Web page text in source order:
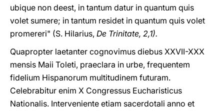
ubique non deest, in tantum datur in quantum quis
volet sumere; in tantum residet in quantum quis volet
promereri" (S. Hilarius, De Trinitate, 2,1).
Quapropter laetanter cognovimus diebus XXVII-XXX
mensis Maii Toleti, praeclara in urbe, frequentem
fidelium Hispanorum multitudinem futuram.
Celebrabitur enim X Congressus Eucharisticus
Nationalis. Interveniente etiam sacerdotali anno et